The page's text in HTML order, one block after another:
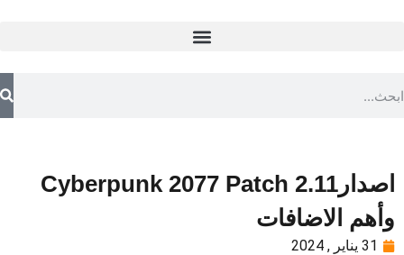
اصدارCyberpunk 2077 Patch 2.11
وأهم الاضافات
31 يناير , 2024